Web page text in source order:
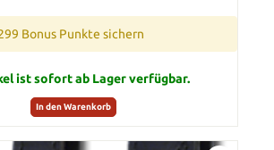
Bonus Punkte sichern
ist sofort ab Lager verfügbar.
In den Warenkorb